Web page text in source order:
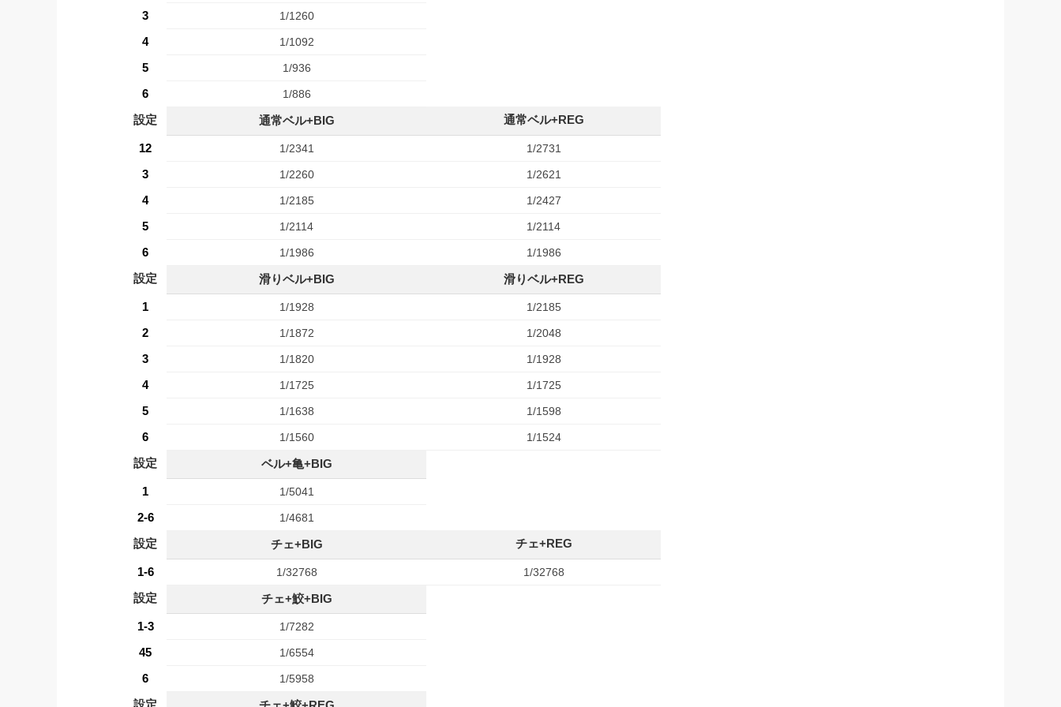
3 1/1260
4 1/1092
5 1/936
6 1/886
設定 通常ベル+BIG 通常ベル+REG
12 1/2341 1/2731
3 1/2260 1/2621
4 1/2185 1/2427
5 1/2114 1/2114
6 1/1986 1/1986
設定 滑りベル+BIG 滑りベル+REG
1 1/1928 1/2185
2 1/1872 1/2048
3 1/1820 1/1928
4 1/1725 1/1725
5 1/1638 1/1598
6 1/1560 1/1524
設定 ベル+亀+BIG
1 1/5041
2-6 1/4681
設定 チェ+BIG チェ+REG
1-6 1/32768 1/32768
設定 チェ+鮫+BIG
1-3 1/7282
45 1/6554
6 1/5958
設定